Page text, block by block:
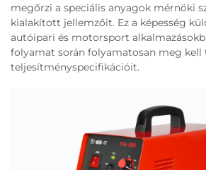
megőrzi a speciális anyagok mérnöki
kialakított jellemzőit. Ez a képesség
autóipari és motorsport
folyamat során folyamatosan meg kell
teljesítményspecifikációit.